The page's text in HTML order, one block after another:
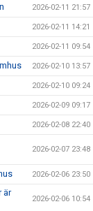
2026-02-11 21:57
2026-02-11 14:21
2026-02-11 09:54
2026-02-10 13:57
2026-02-10 09:24
2026-02-09 09:17
2026-02-08 22:40
2026-02-07 23:48
2026-02-06 23:50
är
2026-02-06 10:54